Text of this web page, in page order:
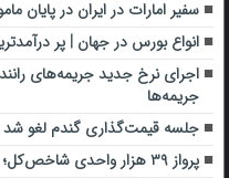
سفیر امارات در ایران در پایان
انواع بورس در جهان | پر
اجرای نرخ جدید جریمه‌های
جریمه‌ها
جلسه قیمت‌گذاری گندم لغو شد
پرواز ۳۹ هزار واحدی شاخص‌کل؛ بورس تهران سبزترین روز آذر را رقم زد